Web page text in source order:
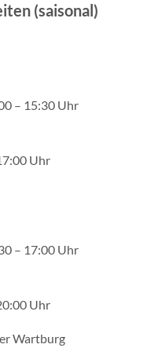
(saisonal)
– 15:30 Uhr
Uhr
– 17:00 Uhr
Uhr
Wartburg